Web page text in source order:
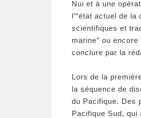
Nui et à une
l’“état actuel de
scientifiques et
marine” ou
conclure par la
Lors de la
la séquence de
du Pacifique. Des
Pacifique Sud, qui